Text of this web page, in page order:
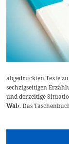
abgedruckten Texte
sechzigseitigen
und derzeitige
Wal‹. Das